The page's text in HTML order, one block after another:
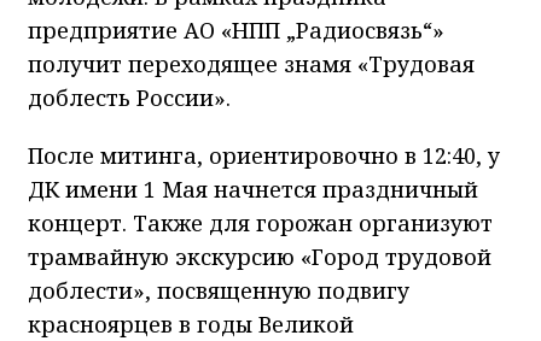
предприятие АО «НПП „Радиосвязь“»
получит переходящее знамя «Трудовая
доблесть России».
После митинга, ориентировочно в 12:40, у
ДК имени 1 Мая начнется праздничный
концерт. Также для горожан организуют
трамвайную экскурсию «Город трудовой
доблести», посвященную подвигу
красноярцев в годы Великой